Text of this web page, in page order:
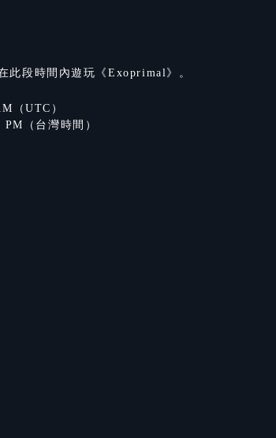
此段時間內遊玩《Exoprimal》。
（UTC）
（台灣時間）